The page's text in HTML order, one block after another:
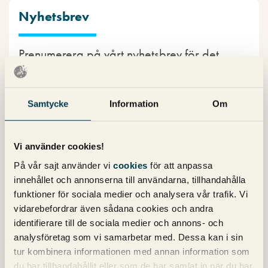
Samtycke Information Om
Vi använder cookies!
På vår sajt använder vi cookies för att anpassa
innehållet och annonserna till användarna, tillhandahålla
funktioner för sociala medier och analysera vår trafik. Vi
vidarebefordrar även sådana cookies och andra
identifierare till de sociala medier och annons- och
analysföretag som vi samarbetar med. Dessa kan i sin
tur kombinera informationen med annan information som
du har tillhandahållit eller som de har samlat in när du har
Nyhetsbrev
Prenumerera på vårt nyhetsbrev för det
senaste inom SEO, Google Ads och sociala
medier!
Kategorier
Copy
Konvertering
Marknadsföring